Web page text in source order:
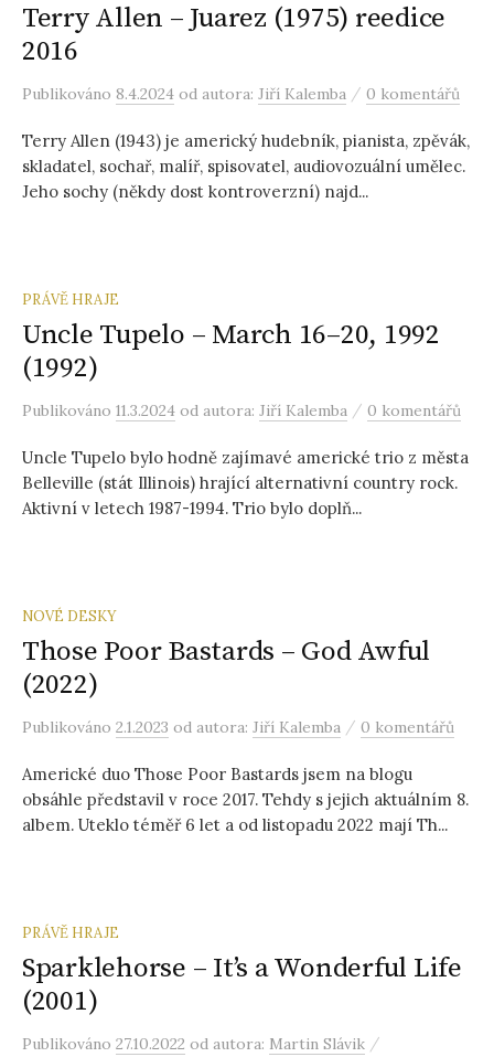
Terry Allen – Juarez (1975) reedice
2016
Publikováno 8.4.2024 od autora: Jiří Kalemba / 0 komentářů
Terry Allen (1943) je americký hudebník, pianista, zpěvák,
skladatel, sochař, malíř, spisovatel, audiovozuální umělec.
Jeho sochy (někdy dost kontroverzní) najd...
PRÁVĚ HRAJE
Uncle Tupelo – March 16–20, 1992
(1992)
Publikováno 11.3.2024 od autora: Jiří Kalemba / 0 komentářů
Uncle Tupelo bylo hodně zajímavé americké trio z města
Belleville (stát Illinois) hrající alternativní country rock.
Aktivní v letech 1987-1994. Trio bylo doplň...
NOVÉ DESKY
Those Poor Bastards – God Awful
(2022)
Publikováno 2.1.2023 od autora: Jiří Kalemba / 0 komentářů
Americké duo Those Poor Bastards jsem na blogu
obsáhle představil v roce 2017. Tehdy s jejich aktuálním 8.
albem. Uteklo téměř 6 let a od listopadu 2022 mají Th...
PRÁVĚ HRAJE
Sparklehorse – It’s a Wonderful Life
(2001)
Publikováno 27.10.2022 od autora: Martin Slávik /